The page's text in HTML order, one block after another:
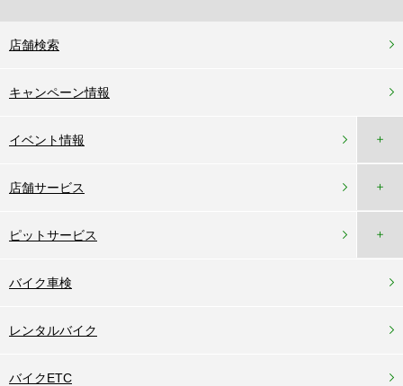
店舗検索
キャンペーン情報
イベント情報 ＋
店舗サービス ＋
ピットサービス ＋
バイク車検
レンタルバイク
バイクETC